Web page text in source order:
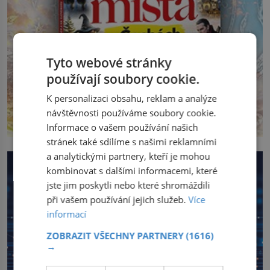
Tyto webové stránky
používají soubory cookie.
K personalizaci obsahu, reklam a analýze
návštěvnosti používáme soubory cookie.
Informace o vašem používání našich
stránek také sdílíme s našimi reklamními
a analytickými partnery, kteří je mohou
kombinovat s dalšími informacemi, které
jste jim poskytli nebo které shromáždili
při vašem používání jejich služeb.Více
informací
ZOBRAZIT VŠECHNY PARTNERY(1616)
→